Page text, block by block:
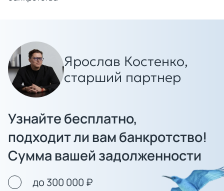
Ярослав Костенко,
старший партнер
Узнайте бесплатно,
подходит ли вам банкротство!
Сумма вашей задолженности
до 300 000 ₽